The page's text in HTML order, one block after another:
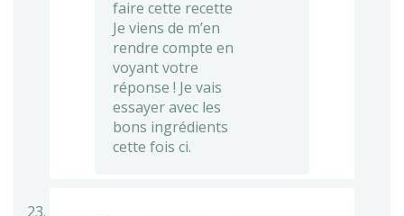
faire cette recette
Je viens de m’en
rendre compte en
voyant votre
réponse ! Je vais
essayer avec les
bons ingrédients
cette fois ci.